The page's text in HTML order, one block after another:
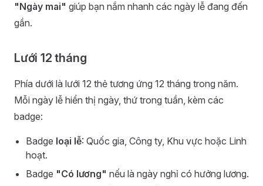
"Ngày mai" giúp bạn nắm nhanh các ngày lễ đang đến
gần.
Lưới 12 tháng
Phía dưới là lưới 12 thẻ tương ứng 12 tháng trong năm.
Mỗi ngày lễ hiển thị ngày, thứ trong tuần, kèm các
badge:
Badge loại lễ: Quốc gia, Công ty, Khu vực hoặc Linh
hoạt.
Badge "Có lương" nếu là ngày nghỉ có hưởng lương.